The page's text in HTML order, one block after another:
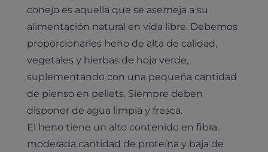
conejo es aquella que se asemeja a su
alimentación natural en vida libre. Debemos
proporcionarles heno de alta de calidad,
vegetales y hierbas de hoja verde,
suplementando con una pequeña cantidad
de pienso en pellets. Siempre deben
disponer de agua limpia y fresca.
El heno tiene un alto contenido en fibra,
moderada cantidad de proteína y baja de